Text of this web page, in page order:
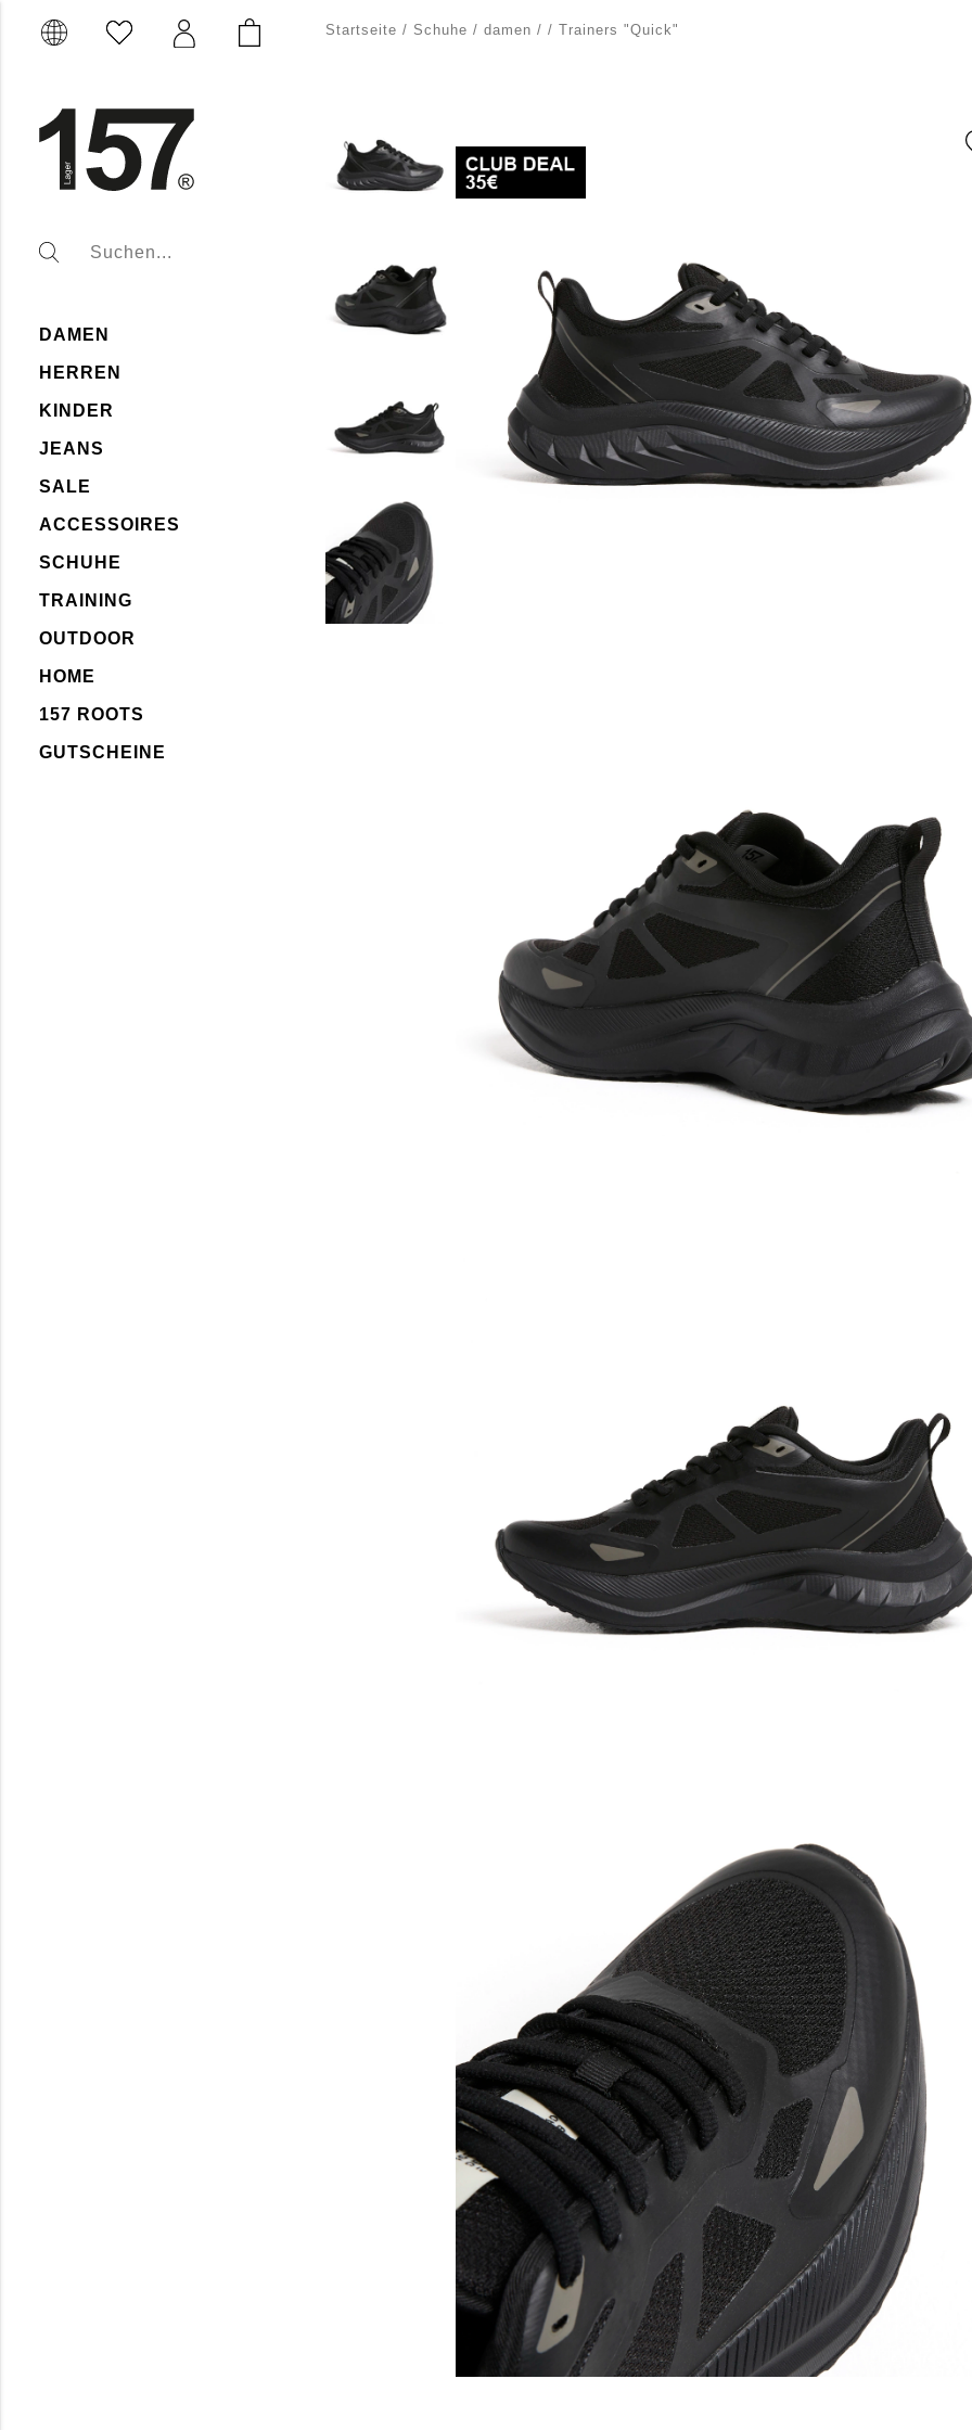
DAMEN
HERREN
KINDER
JEANS
SALE
ACCESSOIRES
SCHUHE
TRAINING
OUTDOOR
HOME
157 ROOTS
GUTSCHEINE
Startseite / Schuhe / damen / / Trainers "Quick"